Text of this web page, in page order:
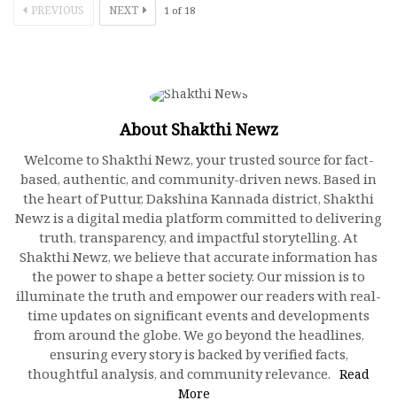
PREVIOUS NEXT 1 of18
About Shakthi Newz
Welcome to Shakthi Newz, your trusted source for fact-
based, authentic, and community-driven news. Based in
the heart of Puttur, Dakshina Kannada district, Shakthi
Newz is a digital media platform committed to delivering
truth, transparency, and impactful storytelling. At
Shakthi Newz, we believe that accurate information has
the power to shape a better society. Our mission is to
illuminate the truth and empower our readers with real-
time updates on significant events and developments
from around the globe. We go beyond the headlines,
ensuring every story is backed by verified facts,
thoughtful analysis, and community relevance. Read
More